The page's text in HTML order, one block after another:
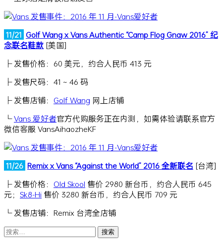
11/21 Golf Wang x Vans Authentic “Camp Flog Gnaw 2016” 纪
念联名鞋款 [美国]
├ 发售价格：60 美元，约合人民币 413 元
├ 发售尺码：41 ~ 46 码
├ 发售店铺： Golf Wang 网上店铺
└Vans 爱好者官方代购服务正在内测，如需体验请联系官方
微信客服 VansAihaozheKF
11/26 Remix x Vans “Against the World” 2016 全新联名 [台湾]
├ 发售价格： Old Skool 售价 2980 新台币，约合人民币 645
元； Sk8-Hi 售价 3280 新台币，约合人民币 709 元
└ 发售店铺：Remix 台湾全店铺
搜